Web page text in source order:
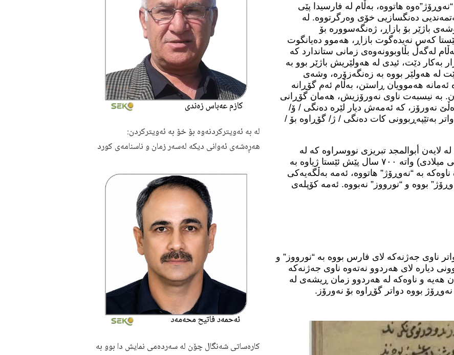
هاتووە، بەڵام لە فارسیدا پێی
دەنگسازیی خۆی وەرگرتووە. لە
باژێر بۆ بازاڕ، ژەنگەسوورە بۆ
کەس نەیدەگوت بازاڕ، هەموو دەیانگوت
لەگەڵ بڵاوبوونەوەی زمانی ستاندارد کە
بەکار دێت، ئیدی لە هەولێریش باژێر بوو بە
لە هەولێر بووە بە زەنگەزۆرە، وشەی
هەموویان ڕاستن، بەڵام ئەم گۆڕانە
بە نیسبەت ناوی نەورۆزیش، هەمان گۆڕانی
نەورۆز، کە ئەمەش دیار لێرە دەنگی / ۆ/
بەتێپەڕبوونی کات دەنگی / ژ/ گۆڕاوە بۆ /
لایەن أبوالمجد تبریزی نووسراوە کە لە
سەدەی هەشتەمی هیجری (دەوروبەری سەدەی سێزدەمی میلادی) واتە ٧٠٠ سال پێش ئێستا ژیاوە بە
بە “نەوڕۆژ” هاتووە، ئەمە بەڵگەیەکی
بووە و “نورووز” نەبووە. ئەمە کۆپلەی
ناوی جەژنەکە لای فارس بووە بە “نورووز” و
دیارە لای هەردوو نەتەوە ناوی جەژنەکە
هەیە و ناوەکە لە هەردوو زمان ڕیشەی لە
بووە دواتر گۆڕاوە بۆ نەورۆز.
لە بە ئەویتركردنەوە بۆ خۆ بە ئەویتركردن:
هەڕەشەی ئەوانی دیکە لەسەر زمان و ناسنامەی كورد
کارەساتی شەنگال چۆن لە سەردەمی نمايش دا بوو بە